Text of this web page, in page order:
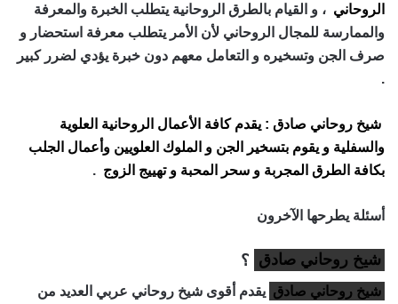
الروحاني ، و القيام بالطرق الروحانية يتطلب الخبرة والمعرفة
والممارسة للمجال الروحاني لأن الأمر يتطلب معرفة استحضار و
صرف الجن وتسخيره و التعامل معهم دون خبرة يؤدي لضرر كبير
.
شيخ روحاني صادق : يقدم كافة الأعمال الروحانية العلوية
والسفلية و يقوم بتسخير الجن و الملوك العلويين وأعمال الجلب
بكافة الطرق المجربة و سحر المحبة و تهييج الزوج .
أسئلة يطرحها الآخرون
شيخ روحاني صادق ؟
شيخ روحاني صادق يقدم أقوى شيخ روحاني عربي العديد من